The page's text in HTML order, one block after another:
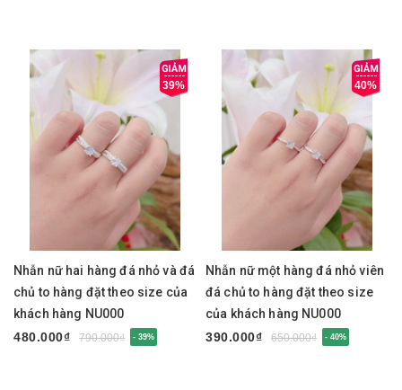
39%
Nhẫn nữ hai hàng đá nhỏ và đá
chủ to hàng đặt theo size của
khách hàng NU000
480.000₫
790.000₫ - 39%
40%
Nhẫn nữ một hàng đá nhỏ viên
đá chủ to hàng đặt theo size
của khách hàng NU000
390.000₫
650.000₫ - 40%